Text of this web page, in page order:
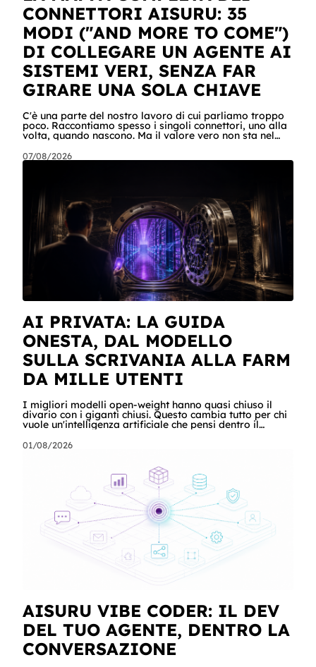
CONNETTORI AISURU: 35
MODI ("AND MORE TO COME")
DI COLLEGARE UN AGENTE AI
SISTEMI VERI, SENZA FAR
GIRARE UNA SOLA CHIAVE
C'è una parte del nostro lavoro di cui parliamo troppo
poco. Raccontiamo spesso i singoli connettori, uno alla
volta, quando nascono. Ma il valore vero non sta nel
succede quando i pezzi lavorano insieme. Stamattina
alle 6, per dire, un agente ha attraversato cinque
ha recuperato un listino da SharePoint, ha calcolato gli
scost
07/08/2026
AI PRIVATA: LA GUIDA
ONESTA, DAL MODELLO
SULLA SCRIVANIA ALLA FARM
DA MILLE UTENTI
I migliori modelli open-weight hanno quasi chiuso il
divario con i giganti chiusi. Questo cambia tutto per chi
vuole un'intelligenza artificiale che pensi dentro il
chiunque abbia dati che non possono uscire. Ma la
quanto costa davvero, gradino per gradino, e cosa
serve perché un modello in casa sia sovranità e non un
far west privato. Questa guida racconta entrambe, con
esempi per ogni tagli
01/08/2026
AISURU VIBE CODER: IL DEV
DEL TUO AGENTE, DENTRO LA
CONVERSAZIONE